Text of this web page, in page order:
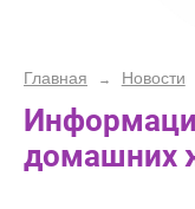
Главная → Новости
домашних